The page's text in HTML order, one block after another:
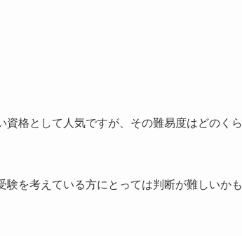
格として人気ですが、その難易度はどのくら
験を考えている方にとっては判断が難しいかも